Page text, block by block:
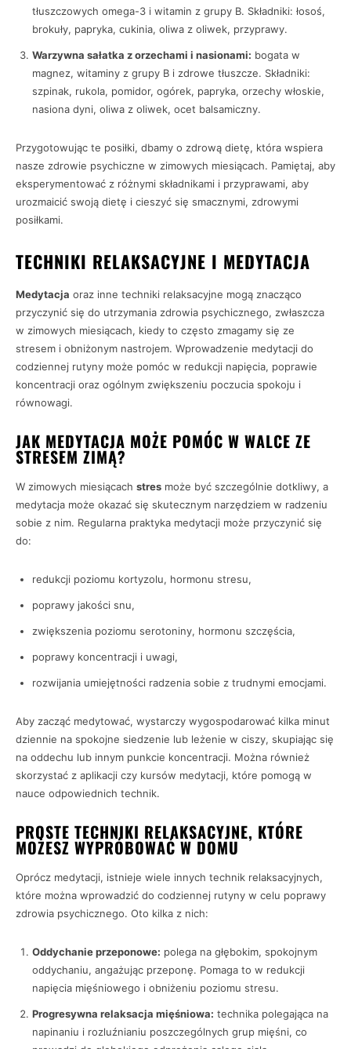
tłuszczowych omega-3 i witamin z grupy B. Składniki: łosoś,
brokuły, papryka, cukinia, oliwa z oliwek, przyprawy.
Warzywna sałatka z orzechami i nasionami: bogata w
magnez, witaminy z grupy B i zdrowe tłuszcze. Składniki:
szpinak, rukola, pomidor, ogórek, papryka, orzechy włoskie,
nasiona dyni, oliwa z oliwek, ocet balsamiczny.
Przygotowując te posiłki, dbamy o zdrową dietę, która wspiera
nasze zdrowie psychiczne w zimowych miesiącach. Pamiętaj, aby
eksperymentować z różnymi składnikami i przyprawami, aby
urozmaicić swoją dietę i cieszyć się smacznymi, zdrowymi
posiłkami.
TECHNIKI RELAKSACYJNE I MEDYTACJA
Medytacja oraz inne techniki relaksacyjne mogą znacząco
przyczynić się do utrzymania zdrowia psychicznego, zwłaszcza
w zimowych miesiącach, kiedy to często zmagamy się ze
stresem i obniżonym nastrojem. Wprowadzenie medytacji do
codziennej rutyny może pomóc w redukcji napięcia, poprawie
koncentracji oraz ogólnym zwiększeniu poczucia spokoju i
równowagi.
JAK MEDYTACJA MOŻE POMÓC W WALCE ZE
STRESEM ZIMĄ?
W zimowych miesiącach stres może być szczególnie dotkliwy, a
medytacja może okazać się skutecznym narzędziem w radzeniu
sobie z nim. Regularna praktyka medytacji może przyczynić się
do:
redukcji poziomu kortyzolu, hormonu stresu,
poprawy jakości snu,
zwiększenia poziomu serotoniny, hormonu szczęścia,
poprawy koncentracji i uwagi,
rozwijania umiejętności radzenia sobie z trudnymi emocjami.
Aby zacząć medytować, wystarczy wygospodarować kilka minut
dziennie na spokojne siedzenie lub leżenie w ciszy, skupiając się
na oddechu lub innym punkcie koncentracji. Można również
skorzystać z aplikacji czy kursów medytacji, które pomogą w
nauce odpowiednich technik.
PROSTE TECHNIKI RELAKSACYJNE, KTÓRE
MOŻESZ WYPRÓBOWAĆ W DOMU
Oprócz medytacji, istnieje wiele innych technik relaksacyjnych,
które można wprowadzić do codziennej rutyny w celu poprawy
zdrowia psychicznego. Oto kilka z nich:
Oddychanie przeponowe: polega na głębokim, spokojnym
oddychaniu, angażując przeponę. Pomaga to w redukcji
napięcia mięśniowego i obniżeniu poziomu stresu.
Progresywna relaksacja mięśniowa: technika polegająca na
napinaniu i rozluźnianiu poszczególnych grup mięśni, co